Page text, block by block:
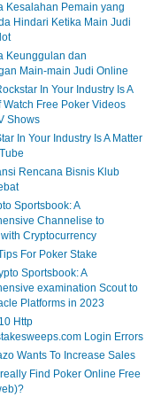
Kesalahan Pemain yang
Hindari Ketika Main Judi
Keunggulan dan
Main-main Judi Online
In Your Industry Is A
Watch Free Poker Videos
Shows
In Your Industry Is A Matter
Rencana Bisnis Klub
Sportsbook: A
Channelise to
Cryptocurrency
For Poker Stake
Sportsbook: A
examination Scout to
Platforms in 2023
Http
Login Errors
Wants To Increase Sales
Find Poker Online Free